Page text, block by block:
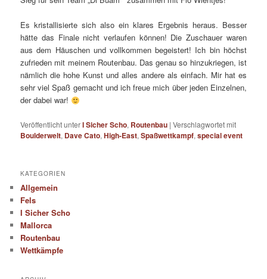
Es kristallisierte sich also ein klares Ergebnis heraus. Besser
hätte das Finale nicht verlaufen können! Die Zuschauer waren
aus dem Häuschen und vollkommen begeistert! Ich bin höchst
zufrieden mit meinem Routenbau. Das genau so hinzukriegen, ist
nämlich die hohe Kunst und alles andere als einfach. Mir hat es
sehr viel Spaß gemacht und ich freue mich über jeden Einzelnen,
der dabei war!
Veröffentlicht unterI Sicher Scho, Routenbau |Verschlagwortet mit
Boulderwelt, Dave Cato,High-East,Spaßwettkampf,special event
KATEGORIEN
Allgemein
Fels
I Sicher Scho
Mallorca
Routenbau
Wettkämpfe